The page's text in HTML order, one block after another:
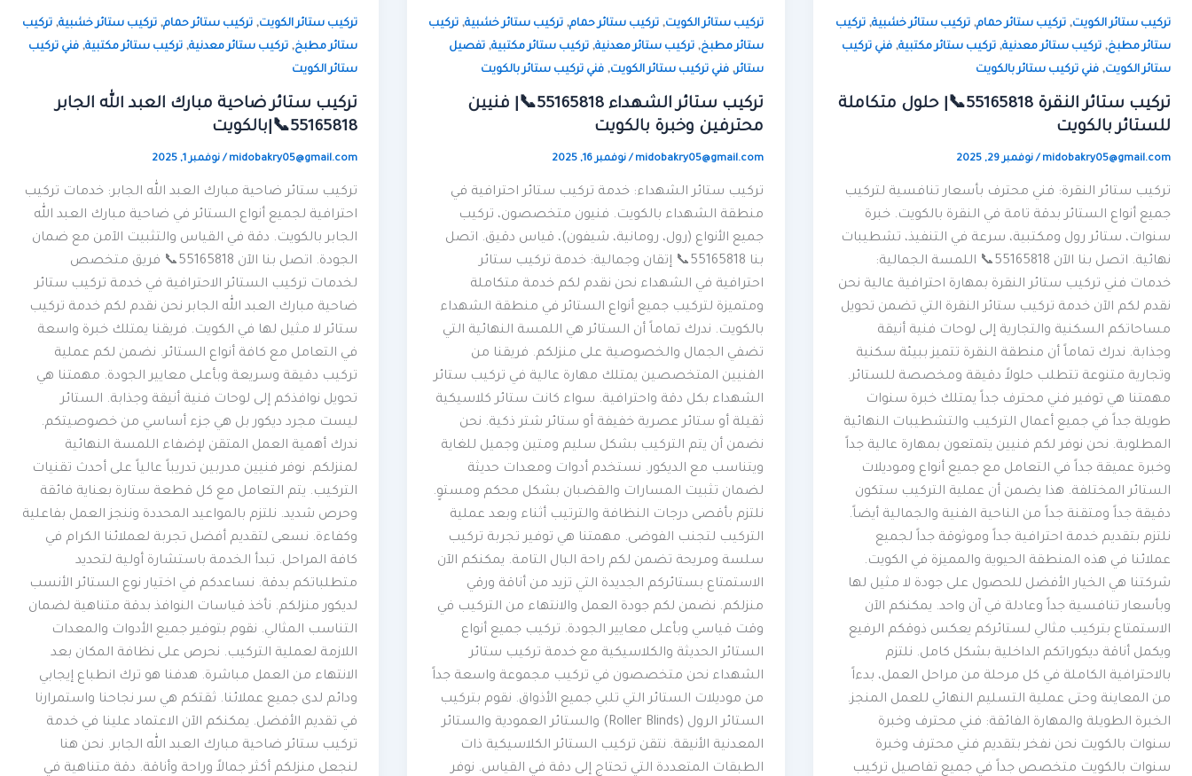
تركيب ستائر الكويت, تركيب ستائر حمام, تركيب ستائر خشبية, تركيب
ستائر مطبخ, تركيب ستائر معدنية, تركيب ستائر مكتبية, فني تركيب
ستائر الكويت, فني تركيب ستائر بالكويت
تركيب ستائر النقرة 55165818📞| حلول متكاملة
للستائر بالكويت
midobakry05@gmail.com
/نوفمبر 29, 2025
تركيب ستائر النقرة: فني محترف بأسعار تنافسية لتركيب
جميع أنواع الستائر بدقة تامة في النقرة بالكويت. خبرة
سنوات، ستائر رول ومكتبية، سرعة في التنفيذ، تشطيبات
نهائية. اتصل بنا الآن 55165818📞 اللمسة الجمالية:
خدمات فني تركيب ستائر النقرة بمهارة احترافية عالية نحن
نقدم لكم الآن خدمة تركيب ستائر النقرة التي تضمن تحويل
مساحاتكم السكنية والتجارية إلى لوحات فنية أنيقة
وجذابة. ندرك تماماً أن منطقة النقرة تتميز ببيئة سكنية
وتجارية متنوعة تتطلب حلولاً دقيقة ومخصصة للستائر.
مهمتنا هي توفير فني محترف جداً يمتلك خبرة سنوات
طويلة جداً في جميع أعمال التركيب والتشطيبات النهائية
المطلوبة. نحن نوفر لكم فنيين يتمتعون بمهارة عالية جداً
وخبرة عميقة جداً في التعامل مع جميع أنواع وموديلات
الستائر المختلفة. هذا يضمن أن عملية التركيب ستكون
دقيقة جداً ومتقنة جداً من الناحية الفنية والجمالية أيضاً.
نلتزم بتقديم خدمة احترافية جداً وموثوقة جداً لجميع
عملائنا في هذه المنطقة الحيوية والمميزة في الكويت.
شركتنا هي الخيار الأفضل للحصول على جودة لا مثيل لها
وبأسعار تنافسية جداً وعادلة في آن واحد. يمكنكم الآن
الاستمتاع بتركيب مثالي لستائركم يعكس ذوقكم الرفيع
ويكمل أناقة ديكوراتكم الداخلية بشكل كامل. نلتزم
بالاحترافية الكاملة في كل مرحلة من مراحل العمل، بدءاً
من المعاينة وحتى عملية التسليم النهائي للعمل المنجز.
الخبرة الطويلة والمهارة الفائقة: فني محترف وخبرة
سنوات بالكويت نحن نفخر بتقديم فني محترف وخبرة
سنوات بالكويت متخصص جداً في جميع تفاصيل تركيب
تركيب ستائر الكويت, تركيب ستائر حمام, تركيب ستائر خشبية, تركيب
ستائر مطبخ, تركيب ستائر معدنية, تركيب ستائر مكتبية, تفصيل
ستائر, فني تركيب ستائر الكويت, فني تركيب ستائر بالكويت
تركيب ستائر الشهداء 55165818📞| فنيين
محترفين وخبرة بالكويت
midobakry05@gmail.com
/نوفمبر 16, 2025
تركيب ستائر الشهداء: خدمة تركيب ستائر احترافية في
منطقة الشهداء بالكويت. فنيون متخصصون، تركيب
جميع الأنواع (رول، رومانية، شيفون)، قياس دقيق. اتصل
بنا 55165818📞 إتقان وجمالية: خدمة تركيب ستائر
احترافية في الشهداء نحن نقدم لكم خدمة متكاملة
ومتميزة لتركيب جميع أنواع الستائر في منطقة الشهداء
بالكويت. ندرك تماماً أن الستائر هي اللمسة النهائية التي
تضفي الجمال والخصوصية على منزلكم. فريقنا من
الفنيين المتخصصين يمتلك مهارة عالية في تركيب ستائر
الشهداء بكل دقة واحترافية. سواء كانت ستائر كلاسيكية
ثقيلة أو ستائر عصرية خفيفة أو ستائر شتر ذكية. نحن
نضمن أن يتم التركيب بشكل سليم ومتين وجميل للغاية
ويتناسب مع الديكور. نستخدم أدوات ومعدات حديثة
لضمان تثبيت المسارات والقضبان بشكل محكم ومستوٍ.
نلتزم بأقصى درجات النظافة والترتيب أثناء وبعد عملية
التركيب لتجنب الفوضى. مهمتنا هي توفير تجربة تركيب
سلسة ومريحة تضمن لكم راحة البال التامة. يمكنكم الآن
الاستمتاع بستائركم الجديدة التي تزيد من أناقة ورقي
منزلكم. نضمن لكم جودة العمل والانتهاء من التركيب في
وقت قياسي وبأعلى معايير الجودة. تركيب جميع أنواع
الستائر الحديثة والكلاسيكية مع خدمة تركيب ستائر
الشهداء نحن متخصصون في تركيب مجموعة واسعة جداً
من موديلات الستائر التي تلبي جميع الأذواق. نقوم بتركيب
الستائر الرول (Roller Blinds) والستائر العمودية والستائر
المعدنية الأنيقة. نتقن تركيب الستائر الكلاسيكية ذات
الطبقات المتعددة التي تحتاج إلى دقة في القياس. نوفر
تركيب ستائر الكويت,تركيب ستائر حمام,تركيب ستائر خشبية,تركيب
ستائر مطبخ,تركيب ستائر معدنية,تركيب ستائر مكتبية,فني تركيب
ستائر الكويت
تركيب ستائر ضاحية مبارك العبد الله الجابر
55165818📞|بالكويت
midobakry05@gmail.com
/نوفمبر 1, 2025
تركيب ستائر ضاحية مبارك العبد الله الجابر: خدمات تركيب
احترافية لجميع أنواع الستائر في ضاحية مبارك العبد الله
الجابر بالكويت. دقة في القياس والتثبيت الآمن مع ضمان
الجودة. اتصل بنا الآن 55165818📞 فريق متخصص
لخدمات تركيب الستائر الاحترافية في خدمة تركيب ستائر
ضاحية مبارك العبد الله الجابر نحن نقدم لكم خدمة تركيب
ستائر لا مثيل لها في الكويت. فريقنا يمتلك خبرة واسعة
في التعامل مع كافة أنواع الستائر. نضمن لكم عملية
تركيب دقيقة وسريعة وبأعلى معايير الجودة. مهمتنا هي
تحويل نوافذكم إلى لوحات فنية أنيقة وجذابة. الستائر
ليست مجرد ديكور بل هي جزء أساسي من خصوصيتكم.
ندرك أهمية العمل المتقن لإضفاء اللمسة النهائية
لمنزلكم. نوفر فنيين مدربين تدريباً عالياً على أحدث تقنيات
التركيب. يتم التعامل مع كل قطعة ستارة بعناية فائقة
وحرص شديد. نلتزم بالمواعيد المحددة وننجز العمل بفاعلية
وكفاءة. نسعى لتقديم أفضل تجربة لعملائنا الكرام في
كافة المراحل. تبدأ الخدمة باستشارة أولية لتحديد
متطلباتكم بدقة. نساعدكم في اختيار نوع الستائر الأنسب
لديكور منزلكم. نأخذ قياسات النوافذ بدقة متناهية لضمان
التناسب المثالي. نقوم بتوفير جميع الأدوات والمعدات
اللازمة لعملية التركيب. نحرص على نظافة المكان بعد
الانتهاء من العمل مباشرة. هدفنا هو ترك انطباع إيجابي
ودائم لدى جميع عملائنا. ثقتكم هي سر نجاحنا واستمرارنا
في تقديم الأفضل. يمكنكم الآن الاعتماد علينا في خدمة
تركيب ستائر ضاحية مبارك العبد الله الجابر. نحن هنا
لنجعل منزلكم أكثر جمالاً وراحة وأناقة. دقة متناهية في